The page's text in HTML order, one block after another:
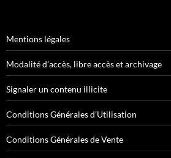
Mentions légales
Modalité d’accès, libre accès et archivage
Signaler un contenu illicite
Conditions Générales d’Utilisation
Conditions Générales de Vente